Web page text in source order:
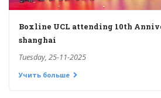
Boxline UCL attending 10th
shanghai
Tuesday, 25-11-2025
Учить больше